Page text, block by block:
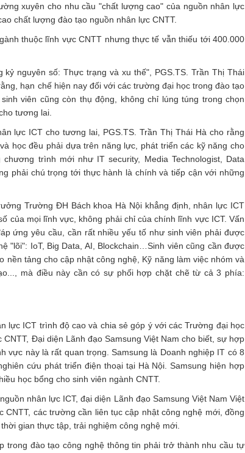
xuyên cho nhu cầu "chất lượng cao" của nguồn nhân lực
chất lượng đào tạo nguồn nhân lực CNTT.
thuộc lĩnh vực CNTT nhưng thực tế vẫn thiếu tới 400.000
nguyên số: Thực trạng và xu thế", PGS.TS. Trần Thị Thái
hạn chế hiện nay đối với các trường đại học trong đào tạo
viên cũng còn thụ động, không chỉ lúng túng trong chọn
tương lai.
lực ICT cho tương lai, PGS.TS. Trần Thị Thái Hà cho rằng
học đều phải dựa trên năng lực, phát triển các kỹ năng cho
trình mới như IT security, Media Technologist, Data
phải chú trọng tới thực hành là chính và tiếp cận với những
Trường ĐH Bách khoa Hà Nội khẳng định, nhân lực ICT
của mọi lĩnh vực, không phải chỉ của chính lĩnh vực ICT. Vấn
ứng yêu cầu, cần rất nhiều yếu tố như sinh viên phải được
"lõi": IoT, Big Data, AI, Blockchain…Sinh viên cũng cần được
tảng cho cập nhật công nghệ, Kỹ năng làm việc nhóm và
mà điều này cần có sự phối hợp chặt chẽ từ cả 3 phía:
lực ICT trình độ cao và chia sẻ góp ý với các Trường đại học
Đại diện Lãnh đạo Samsung Việt Nam cho biết, sự hợp
vực này là rất quan trọng. Samsung là Doanh nghiệp IT có 8
cứu phát triển điện thoại tại Hà Nội. Samsung hiện hợp
học bổng cho sinh viên ngành CNTT.
nhân lực ICT, đại diện Lãnh đạo Samsung Việt Nam Việt
các trường cần liên tục cập nhật công nghệ mới, đồng
gian thực tập, trải nghiệm công nghệ mới.
trong đào tạo công nghệ thông tin phải trở thành nhu cầu tự